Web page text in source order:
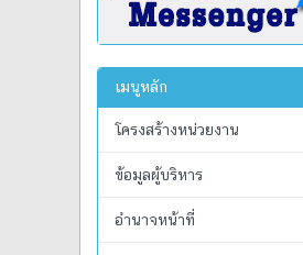
เมนูหลัก
โครงสร้างหน่วยงาน
ข้อมูลผู้บริหาร
อำนาจหน้าที่